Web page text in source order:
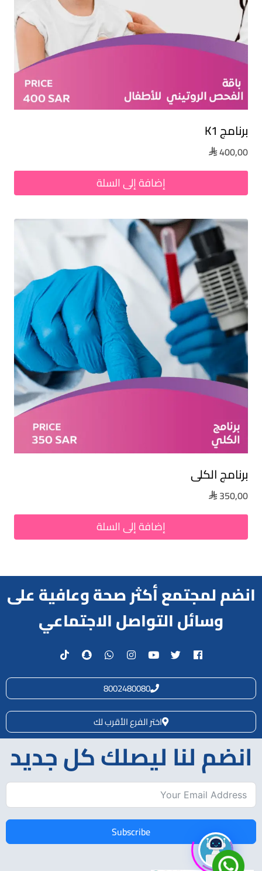
برنامج K1
 400,00
إضافة إلى السلة
برنامج الكلى
 350,00
إضافة إلى السلة
انضم لمجتمع أكثر صحة وعافية على
وسائل التواصل الاجتماعي
8002480080
اختر الفرع الأقرب لك
انضم لنا ليصلك كل جديد
Subscribe